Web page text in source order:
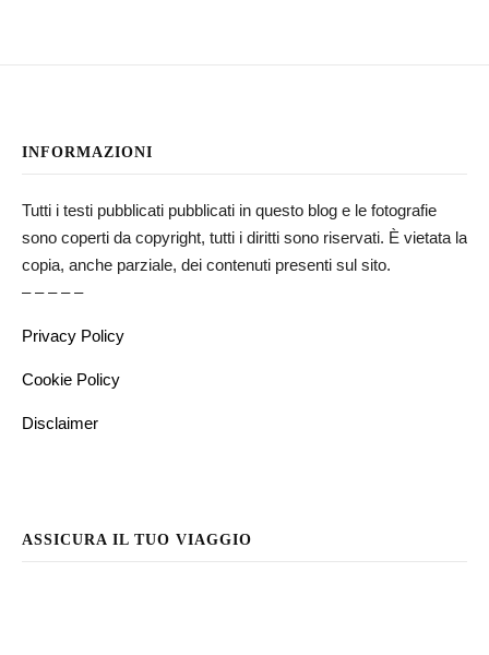
INFORMAZIONI
Tutti i testi pubblicati pubblicati in questo blog e le fotografie
sono coperti da copyright, tutti i diritti sono riservati. È vietata la
copia, anche parziale, dei contenuti presenti sul sito.
– – – – –
Privacy Policy
Cookie Policy
Disclaimer
ASSICURA IL TUO VIAGGIO